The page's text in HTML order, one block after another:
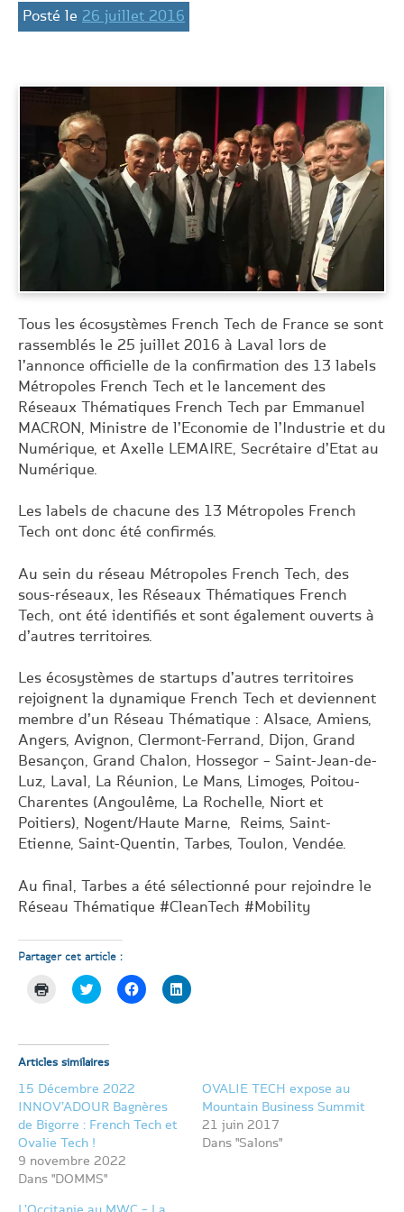
Posté le 26 juillet 2016
Tous les écosystèmes French Tech de France se sont
rassemblés le 25 juillet 2016 à Laval lors de
l’annonce officielle de la confirmation des 13 labels
Métropoles French Tech et le lancement des
Réseaux Thématiques French Tech par Emmanuel
MACRON, Ministre de l’Economie de l’Industrie et du
Numérique, et Axelle LEMAIRE, Secrétaire d’Etat au
Numérique.
Les labels de chacune des 13 Métropoles French
Tech ont donc été confirmés.
Au sein du réseau Métropoles French Tech, des
sous-réseaux, les Réseaux Thématiques French
Tech, ont été identifiés et sont également ouverts à
d’autres territoires.
Les écosystèmes de startups d’autres territoires
rejoignent la dynamique French Tech et deviennent
membre d’un Réseau Thématique : Alsace, Amiens,
Angers, Avignon, Clermont-Ferrand, Dijon, Grand
Besançon, Grand Chalon, Hossegor – Saint-Jean-de-
Luz, Laval, La Réunion, Le Mans, Limoges, Poitou-
Charentes (Angoulême, La Rochelle, Niort et
Poitiers), Nogent/Haute Marne, Reims, Saint-
Etienne, Saint-Quentin, Tarbes, Toulon, Vendée.
Au final, Tarbes a été sélectionné pour rejoindre le
Réseau Thématique #CleanTech #Mobility
Partager cet article :
Cliquer
pour
nouvelle
fenêtre)
Cliquez
pour
dans
une
nouvelle
Cliquez
pour
Cliquez
pour
Articles similaires
15 Décembre 2022
INNOV’ADOUR Bagnères
de Bigorre : French Tech et
Ovalie Tech !
9 novembre 2022
Dans "DOMMS"
OVALIE TECH expose au
Mountain Business Summit
21 juin 2017
Dans "Salons"